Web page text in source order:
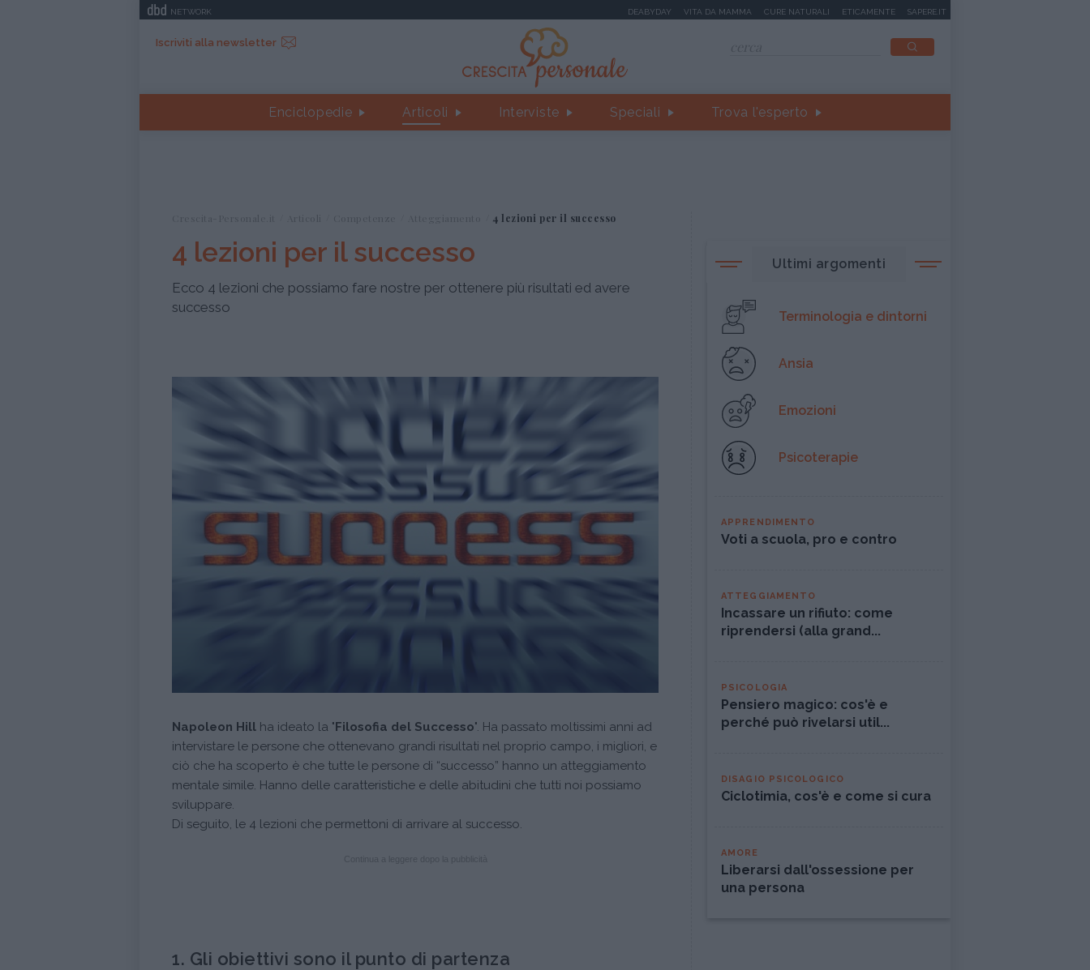
NETWORK DEABYDAY VITA DA MAMMA CURE NATURALI ETICAMENTE SAPERE.IT
Iscriviti alla newsletter
Enciclopedie Articoli Interviste Speciali Trova l'esperto
4 lezioni per il successo
4 lezioni per il successo
Ecco 4 lezioni che possiamo fare nostre per ottenere più risultati ed avere
successo
Napoleon Hill ha ideato la "Filosofia del Successo". Ha passato moltissimi anni ad
intervistare le persone che ottenevano grandi risultati nel proprio campo, i migliori, e
ciò che ha scoperto è che tutte le persone di “successo” hanno un atteggiamento
mentale simile. Hanno delle caratteristiche e delle abitudini che tutti noi possiamo
sviluppare.
Di seguito, le 4 lezioni che permettoni di arrivare al successo.
1. Gli obiettivi sono il punto di partenza
Ultimi argomenti
Terminologia e dintorni
Ansia
Emozioni
Psicoterapie
APPRENDIMENTO
Voti a scuola, pro e contro
ATTEGGIAMENTO
Incassare un rifiuto: come
riprendersi (alla grand...
PSICOLOGIA
Pensiero magico: cos'è e
perché può rivelarsi util...
DISAGIO PSICOLOGICO
Ciclotimia, cos'è e come si cura
AMORE
Liberarsi dall'ossessione per
una persona